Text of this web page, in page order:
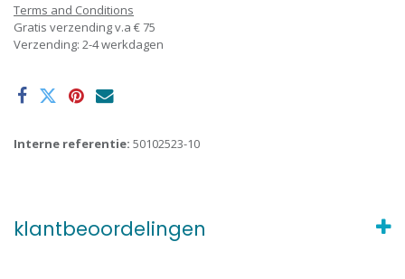
Terms and Conditions
Gratis verzending v.a € 75
Verzending: 2-4 werkdagen
Interne referentie: 50102523-10
klantbeoordelingen